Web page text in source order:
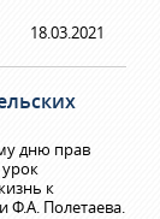
18.03.2021
дню прав
к
Ф.А. Полетаева.